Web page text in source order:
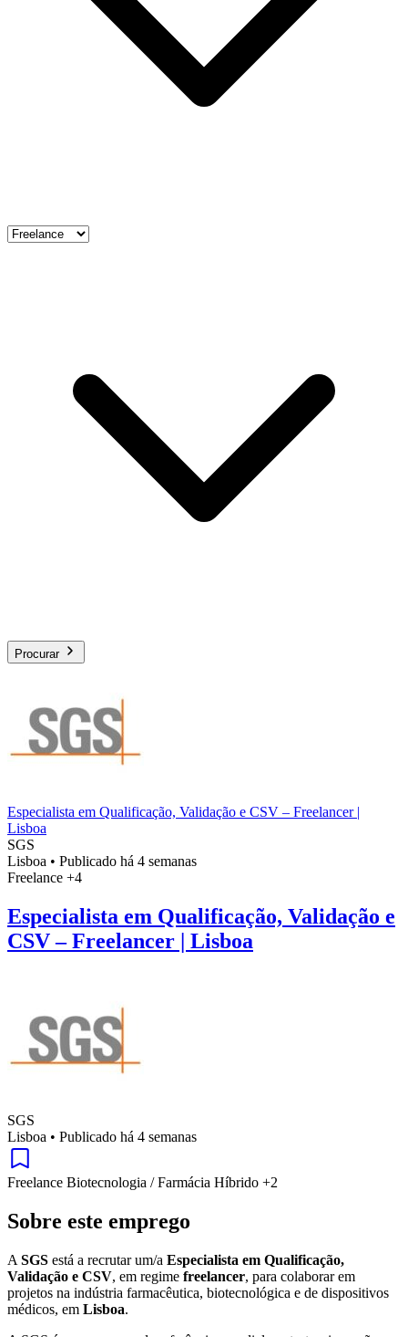
Procurar
Especialista em Qualificação, Validação e CSV – Freelancer |
Lisboa
SGS
Lisboa • Publicado há 4 semanas
Freelance +4
Especialista em Qualificação, Validação e
CSV – Freelancer | Lisboa
SGS
Lisboa • Publicado há 4 semanas
Freelance Biotecnologia / Farmácia Híbrido +2
Sobre este emprego
A SGS está a recrutar um/a Especialista em Qualificação,
Validação e CSV, em regime freelancer, para colaborar em
projetos na indústria farmacêutica, biotecnológica e de dispositivos
médicos, em Lisboa.